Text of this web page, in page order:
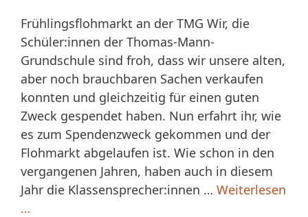
Frühlingsflohmarkt an der TMG Wir, die
Schüler:innen der Thomas-Mann-
Grundschule sind froh, dass wir unsere alten,
aber noch brauchbaren Sachen verkaufen
konnten und gleichzeitig für einen guten
Zweck gespendet haben. Nun erfahrt ihr, wie
es zum Spendenzweck gekommen und der
Flohmarkt abgelaufen ist. Wie schon in den
vergangenen Jahren, haben auch in diesem
Jahr die Klassensprecher:innen … Weiterlesen
…